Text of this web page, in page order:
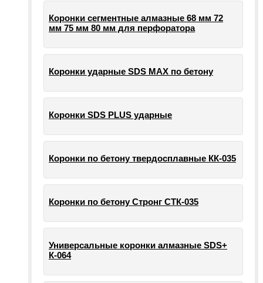
Коронки сегментные алмазные 68 мм 72
мм 75 мм 80 мм для перфоратора
Коронки ударные SDS MAX по бетону
Коронки SDS PLUS ударные
Коронки по бетону твердосплавные КК-035
Коронки по бетону Стронг СТК-035
Универсальные коронки алмазные SDS+
К-064